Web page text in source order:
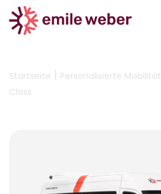
Startseite | Personalisierte Mobilität
Class